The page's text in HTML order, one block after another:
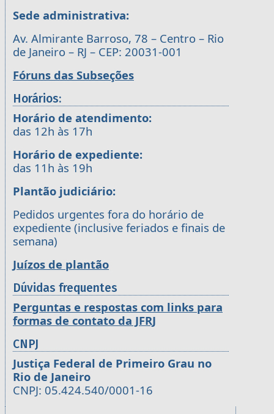
Sede administrativa:
Av. Almirante Barroso, 78 – Centro – Rio
de Janeiro – RJ – CEP: 20031-001
Fóruns das Subseções
Horários:
Horário de atendimento:
das 12h às 17h
Horário de expediente:
das 11h às 19h
Plantão judiciário:
Pedidos urgentes fora do horário de
expediente (inclusive feriados e finais de
semana)
Juízos de plantão
Dúvidas frequentes
Perguntas e respostas com links para
formas de contato da JFRJ
CNPJ
Justiça Federal de Primeiro Grau no
Rio de Janeiro
CNPJ: 05.424.540/0001-16